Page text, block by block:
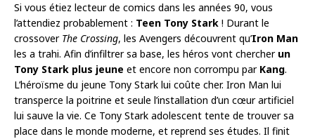
Si vous étiez lecteur de comics dans les années 90, vous
l’attendiez probablement : Teen Tony Stark ! Durant le
crossover The Crossing, les Avengers découvrent qu’Iron Man
les a trahi. Afin d’infiltrer sa base, les héros vont chercher un
Tony Stark plus jeune et encore non corrompu par Kang.
L’héroïsme du jeune Tony Stark lui coûte cher. Iron Man lui
transperce la poitrine et seule l’installation d’un cœur artificiel
lui sauve la vie. Ce Tony Stark adolescent tente de trouver sa
place dans le monde moderne, et reprend ses études. Il finit